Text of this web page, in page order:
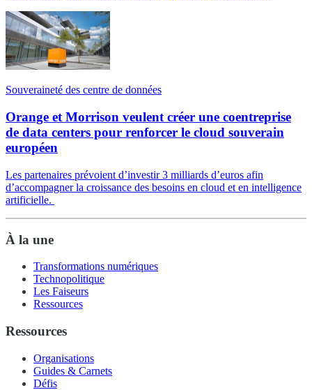
Souveraineté des centre de données
Orange et Morrison veulent créer une coentreprise
de data centers pour renforcer le cloud souverain
européen
Les partenaires prévoient d’investir 3 milliards d’euros afin
d’accompagner la croissance des besoins en cloud et en intelligence
artificielle.
À la une
Transformations numériques
Technopolitique
Les Faiseurs
Ressources
Ressources
Organisations
Guides & Carnets
Défis